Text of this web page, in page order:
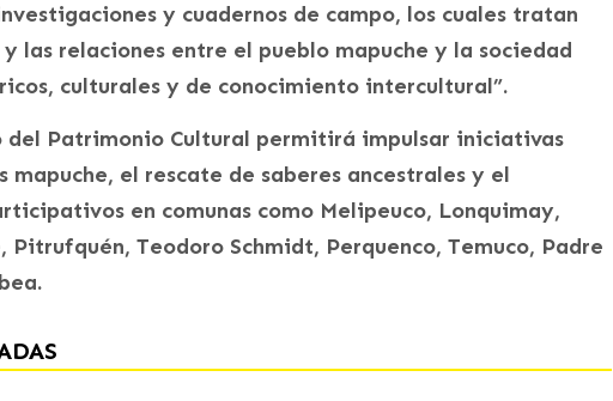
y cuadernos de campo, los cuales tratan
las relaciones entre el pueblo mapuche y la sociedad
culturales y de conocimiento intercultural”.
del Patrimonio Cultural permitirá impulsar iniciativas
mapuche, el rescate de saberes ancestrales y el
en comunas como Melipeuco, Lonquimay,
Pitrufquén, Teodoro Schmidt, Perquenco, Temuco, Padre